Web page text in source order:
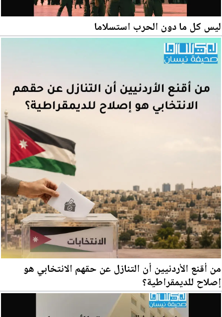
ليس كل ما دون الحرب استسلاما
من أقنع الأردنيين أن التنازل عن حقهم الانتخابي هو
إصلاح للديمقراطية؟